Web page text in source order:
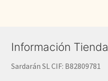
Información Tienda
Sardarán SL CIF: B82809781